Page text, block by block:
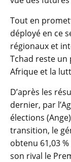
Tout en
déployé en ce
régionaux et
Tchad reste
Afrique et la
D’après les
dernier, par
élections
transition, le
obtenu 61,03
son rival le